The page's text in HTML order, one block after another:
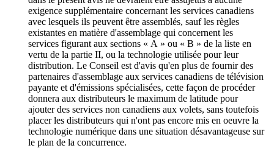
exigence supplémentaire concernant les services canadiens
avec lesquels ils peuvent être assemblés, sauf les règles
existantes en matière d'assemblage qui concernent les
services figurant aux sections « A » ou « B » de la liste en
vertu de la partie II, ou la technologie utilisée pour leur
distribution. Le Conseil est d'avis qu'en plus de fournir des
partenaires d'assemblage aux services canadiens de télévision
payante et d'émissions spécialisées, cette façon de procéder
donnera aux distributeurs le maximum de latitude pour
ajouter des services non canadiens aux volets, sans toutefois
placer les distributeurs qui n'ont pas encore mis en oeuvre la
technologie numérique dans une situation désavantageuse sur
le plan de la concurrence.